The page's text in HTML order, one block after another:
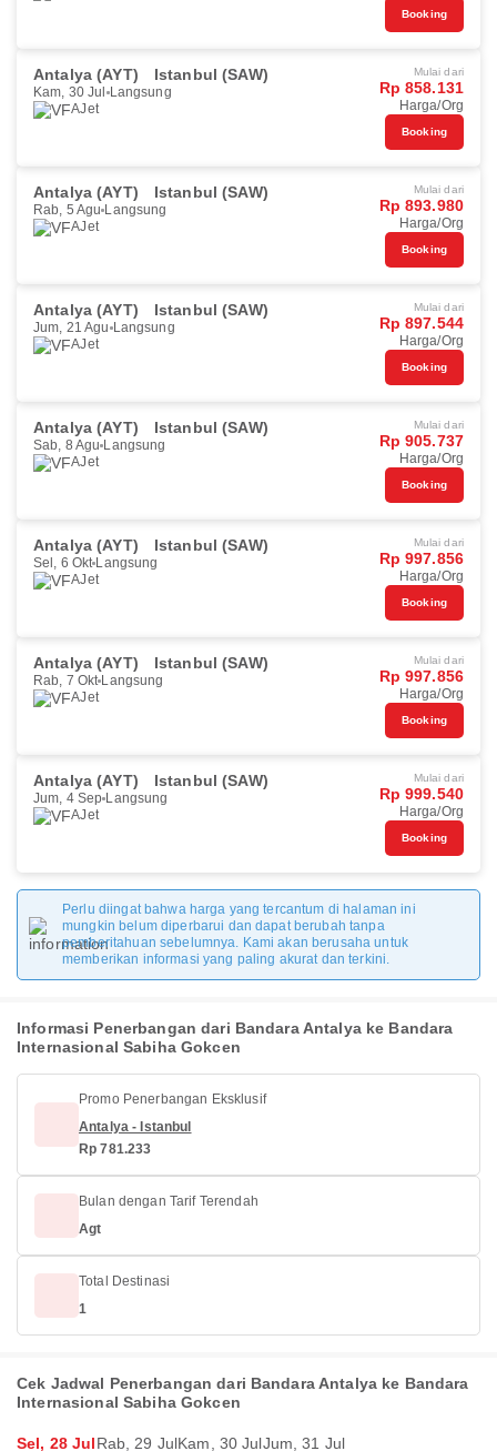
Booking
Antalya (AYT) Istanbul (SAW)
Kam, 30 Jul Langsung
AJet
Mulai dari
Rp 858.131
Harga/Org
Booking
Antalya (AYT) Istanbul (SAW)
Rab, 5 Agu Langsung
AJet
Mulai dari
Rp 893.980
Harga/Org
Booking
Antalya (AYT) Istanbul (SAW)
Jum, 21 Agu Langsung
AJet
Mulai dari
Rp 897.544
Harga/Org
Booking
Antalya (AYT) Istanbul (SAW)
Sab, 8 Agu Langsung
AJet
Mulai dari
Rp 905.737
Harga/Org
Booking
Antalya (AYT) Istanbul (SAW)
Sel, 6 Okt Langsung
AJet
Mulai dari
Rp 997.856
Harga/Org
Booking
Antalya (AYT) Istanbul (SAW)
Rab, 7 Okt Langsung
AJet
Mulai dari
Rp 997.856
Harga/Org
Booking
Antalya (AYT) Istanbul (SAW)
Jum, 4 Sep Langsung
AJet
Mulai dari
Rp 999.540
Harga/Org
Booking
Perlu diingat bahwa harga yang tercantum di halaman ini
mungkin belum diperbarui dan dapat berubah tanpa
pemberitahuan sebelumnya. Kami akan berusaha untuk
memberikan informasi yang paling akurat dan terkini.
Informasi Penerbangan dari Bandara Antalya ke Bandara
Internasional Sabiha Gokcen
Promo Penerbangan Eksklusif
Antalya - Istanbul
Rp 781.233
Bulan dengan Tarif Terendah
Agt
Total Destinasi
1
Cek Jadwal Penerbangan dari Bandara Antalya ke Bandara
Internasional Sabiha Gokcen
Sel, 28 JulRab, 29 JulKam, 30 JulJum, 31 Jul